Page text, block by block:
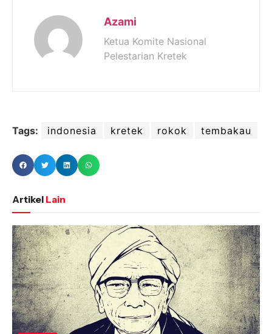
Azami
Ketua Komite Nasional
Pelestarian Kretek
Tags: indonesia kretek rokok tembakau
Artikel Lain